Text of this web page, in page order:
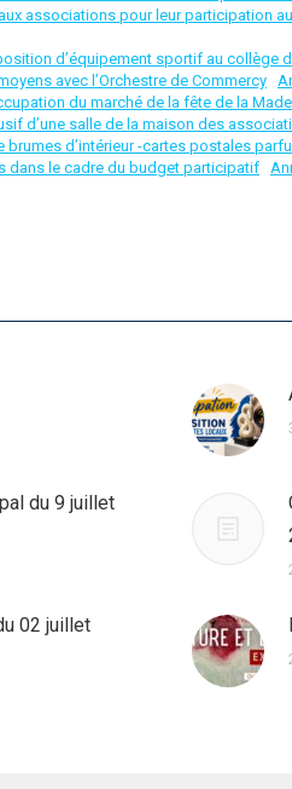
associations pour leur participation
d’équipement sportif au collège
avec l’Orchestre de Commercy
du marché de la fête de la
d’une salle de la maison des
d’intérieur -cartes postales
dans le cadre du budget participatif
du 9 juillet
02 juillet